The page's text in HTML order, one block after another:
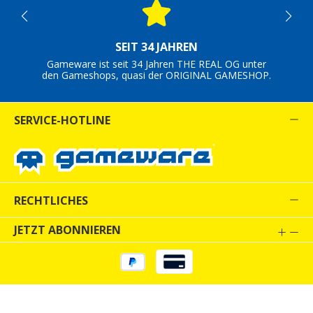
SEIT 34 JAHREN
Gameware ist seit 34 Jahren THE REAL OG unter
den Gameshops, quasi der ORIGINAL GAMESHOP.
SERVICE-HOTLINE
RECHTLICHES
JETZT ABONNIEREN